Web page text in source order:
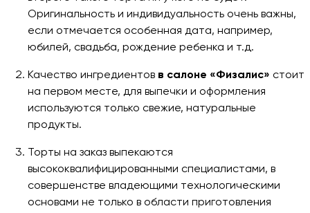
Оригинальность и индивидуальность очень важны,
если отмечается особенная дата, например,
юбилей, свадьба, рождение ребенка и т.д.
Качество ингредиентов в салоне «Физалис» стоит
на первом месте, для выпечки и оформления
используются только свежие, натуральные
продукты.
Торты на заказ выпекаются
высококвалифицированными специалистами, в
совершенстве владеющими технологическими
основами не только в области приготовления